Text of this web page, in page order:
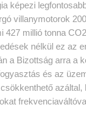
képezi
villanymotorok
427 millió tonna
nélkül ez az
a Bizottság arra a
és az